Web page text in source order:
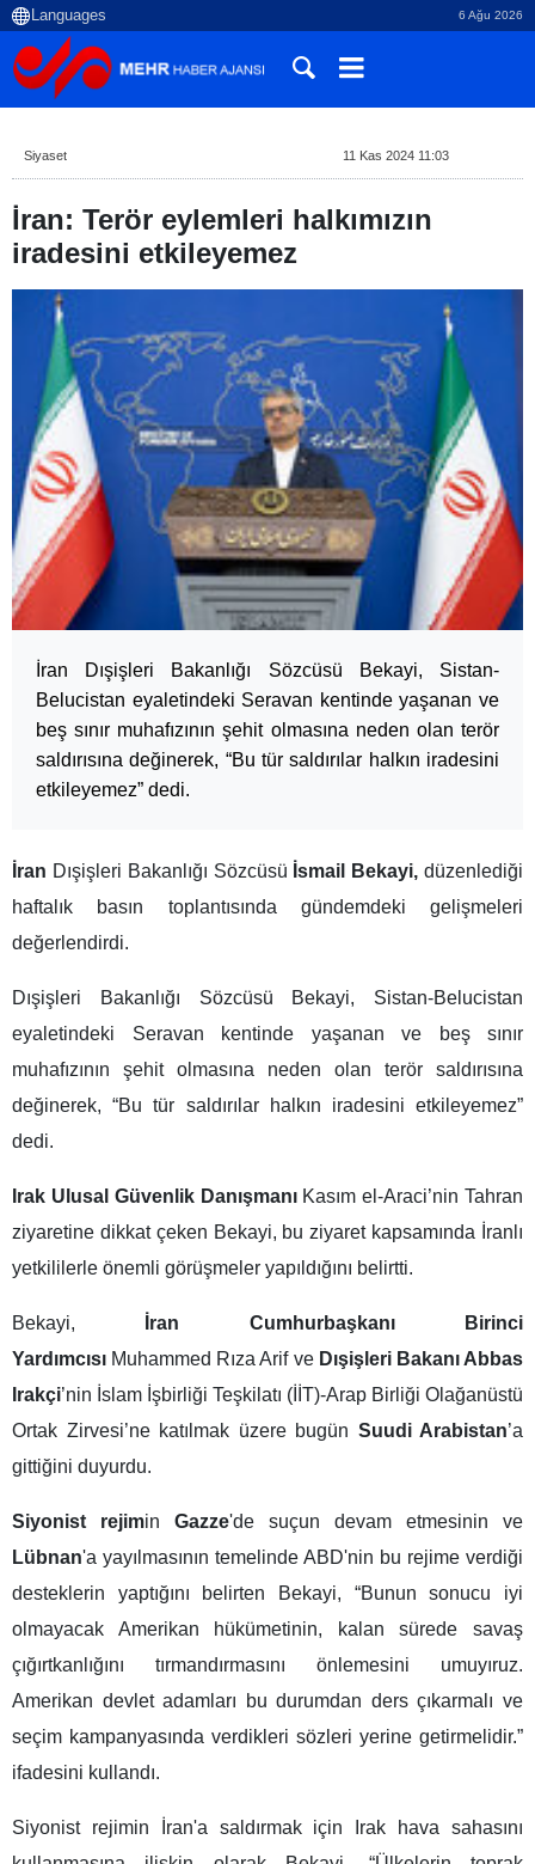
6 Ağu 2026
Siyaset 11 Kas 2024 11:03
İran: Terör eylemleri halkımızın
iradesini etkileyemez
İran Dışişleri Bakanlığı Sözcüsü Bekayi, Sistan-
Belucistan eyaletindeki Seravan kentinde yaşanan ve
beş sınır muhafızının şehit olmasına neden olan terör
saldırısına değinerek, “Bu tür saldırılar halkın iradesini
etkileyemez” dedi.
İran Dışişleri Bakanlığı Sözcüsü İsmail Bekayi, düzenlediği
haftalık basın toplantısında gündemdeki gelişmeleri
değerlendirdi.
Dışişleri Bakanlığı Sözcüsü Bekayi, Sistan-Belucistan
eyaletindeki Seravan kentinde yaşanan ve beş sınır
muhafızının şehit olmasına neden olan terör saldırısına
değinerek, “Bu tür saldırılar halkın iradesini etkileyemez”
dedi.
Irak Ulusal Güvenlik DanışmanıKasım el-Araci’nin Tahran
ziyaretine dikkat çeken Bekayi, bu ziyaret kapsamında İranlı
yetkililerle önemli görüşmeler yapıldığını belirtti.
Bekayi, İran Cumhurbaşkanı Birinci
Yardımcısı Muhammed Rıza Arif ve Dışişleri Bakanı Abbas
Irakçi’nin İslam İşbirliği Teşkilatı (İİT)-Arap Birliği Olağanüstü
Ortak Zirvesi’ne katılmak üzere bugün Suudi Arabistan’a
gittiğini duyurdu.
Siyonist rejimin Gazze'de suçun devam etmesinin ve
Lübnan'a yayılmasının temelinde ABD'nin bu rejime verdiği
desteklerin yaptığını belirten Bekayi, “Bunun sonucu iyi
olmayacak Amerikan hükümetinin, kalan sürede savaş
çığırtkanlığını tırmandırmasını önlemesini umuyıruz.
Amerikan devlet adamları bu durumdan ders çıkarmalı ve
seçim kampanyasında verdikleri sözleri yerine getirmelidir.”
ifadesini kullandı.
Siyonist rejimin İran'a saldırmak için Irak hava sahasını